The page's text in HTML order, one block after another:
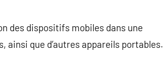
des dispositifs mobiles dans une
que d’autres appareils portables.